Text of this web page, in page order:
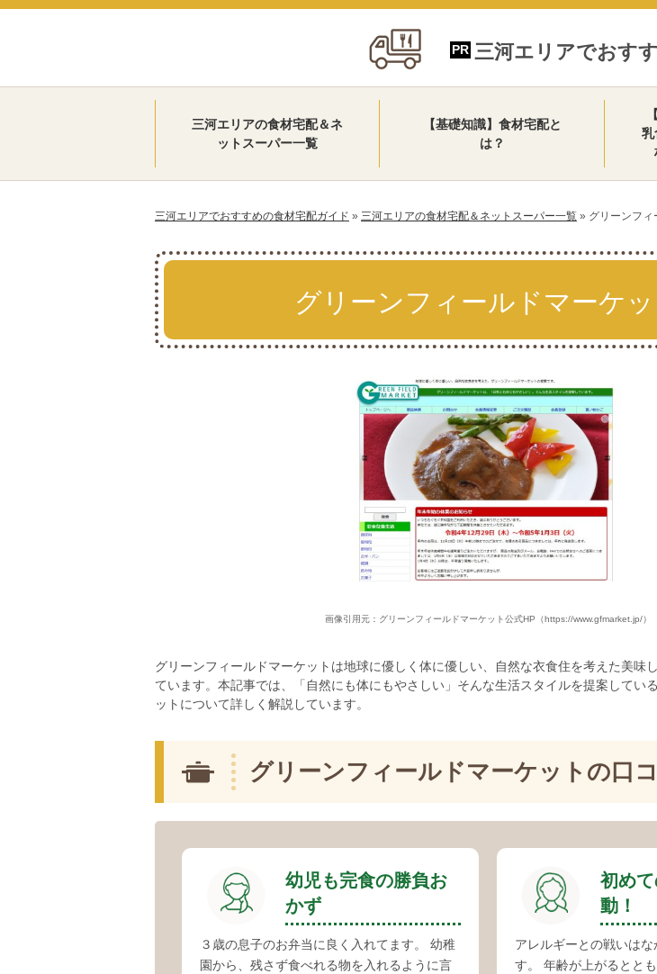
三河エリアでおす
三河エリアの食材宅配＆ネ
ットスーパー一覧
【基礎知識】食材宅配と
は？
乳
三河エリアでおすすめの食材宅配ガイド » 三河エリアの食材宅配＆ネットスーパー一覧 » グリーンフィ
グリーンフィールドマーケッ
画像引用元：グリーンフィールドマーケット公式HP （https://www.gfmarket.jp/）
グリーンフィールドマーケットは地球に優しく体に優しい、自然な衣食住を考えた美味
ています。本記事では、「自然にも体にもやさしい」そんな生活スタイルを提案してい
ットについて詳しく解説しています。
グリーンフィールドマーケットの口
幼児も完食の勝負お
かず
３歳の息子のお弁当に良く入れてます。 幼稚
園から、残さず食べれる物を入れるように言
初め
動！
アレルギーとの戦いは
す。 年齢が上がるとと